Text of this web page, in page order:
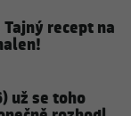
recept na
už se toho